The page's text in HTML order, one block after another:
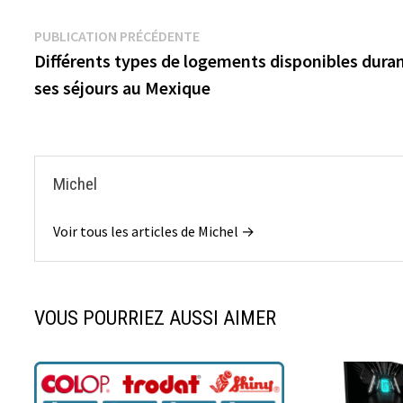
Navigation
de
l’article
PUBLICATION PRÉCÉDENTEPublication
précédente :
Différents types de logements disponibles
ses séjours au Mexique
Michel
Voir tous les articles de Michel →
VOUS POURRIEZ AUSSI AIMER